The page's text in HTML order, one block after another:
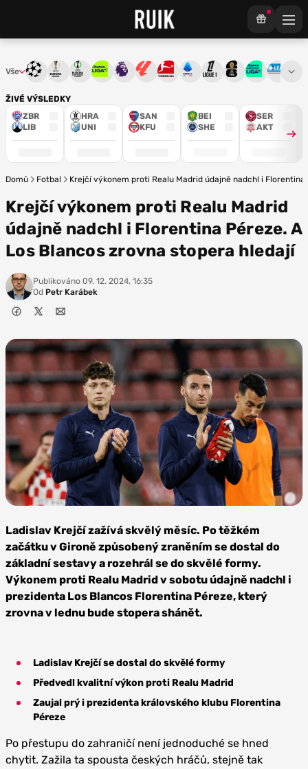
ŽIVÉ VÝSLEDKY
ZBR
LIB
HRA
UNI
SAN
KFU
BEI
SHE
SER
AKT
Vše Liga mistrůEvropská liga
Konferenční liga
Chance ligaPremier League
La LigaBundesliga
Serie ALigue 1Mistrovství světa
Chance3. ČFL
Domů Fotbal Krejčí výkonem proti Realu Madrid údajně nadchl i
Krejčí výkonem proti Realu Madrid
údajně nadchl i Florentina Péreze. A
Los Blancos zrovna stopera hledají
Publikováno 09. 12. 2024, 16:35
Od Petr Karábek
Depositphotos
Ladislav Krejčí zažívá skvělý měsíc. Po těžkém
začátku v Gironě způsobený zraněním se dostal do
základní sestavy a rozehrál se do skvělé formy.
Výkonem proti Realu Madrid v sobotu údajně nadchl i
prezidenta Los Blancos Florentina Péreze, který
zrovna v lednu bude stopera shánět.
Ladislav Krejčí se dostal do skvělé formy
Předvedl kvalitní výkon proti Realu Madrid
Zaujal prý i prezidenta královského klubu Florentina
Péreze
Po přestupu do zahraničí není jednoduché se hned
chytit. Zažila ta spousta českých hráčů, stejně tak